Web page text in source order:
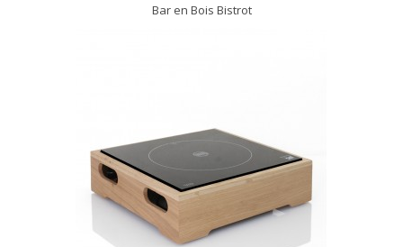
Bar en Bois Bistrot